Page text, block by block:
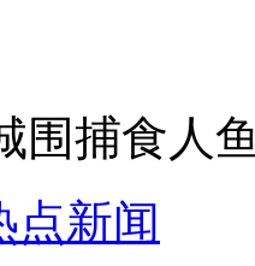
老公捕食人鱼
点新闻